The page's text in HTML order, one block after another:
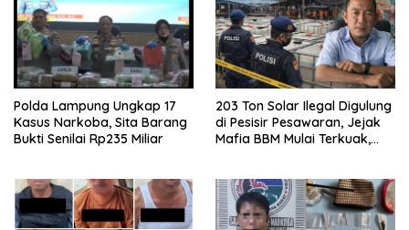
Polda Lampung Ungkap 17
Kasus Narkoba, Sita Barang
Bukti Senilai Rp235 Miliar
203 Ton Solar Ilegal Digulung
di Pesisir Pesawaran, Jejak
Mafia BBM Mulai Terkuak,